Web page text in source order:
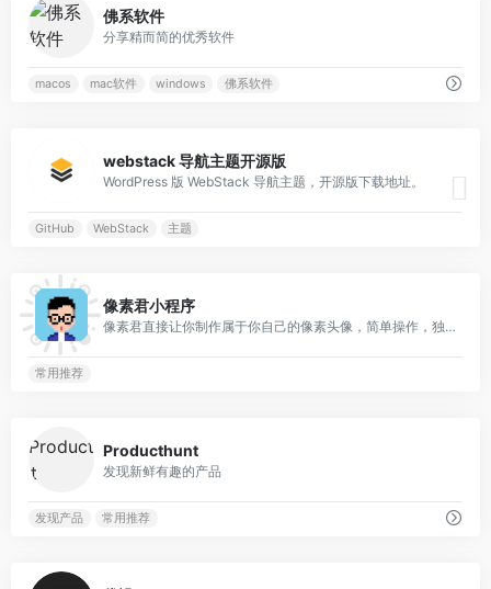
佛系软件
分享精而简的优秀软件
macos mac软件 windows 佛系软件
webstack 导航主题开源版
WordPress 版 WebStack 导航主题，开源版下载地址。
GitHub WebStack 主题
像素君小程序
像素君直接让你制作属于你自己的像素头像，简单操作，独特风格。
常用推荐
Producthunt
发现新鲜有趣的产品
发现产品 常用推荐